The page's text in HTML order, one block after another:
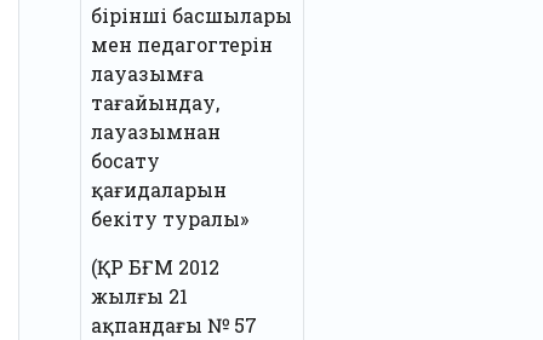
бірінші басшылары
мен педагогтерін
лауазымға
тағайындау,
лауазымнан
босату
қағидаларын
бекіту туралы»
(ҚР БҒМ 2012
жылғы 21
ақпандағы № 57